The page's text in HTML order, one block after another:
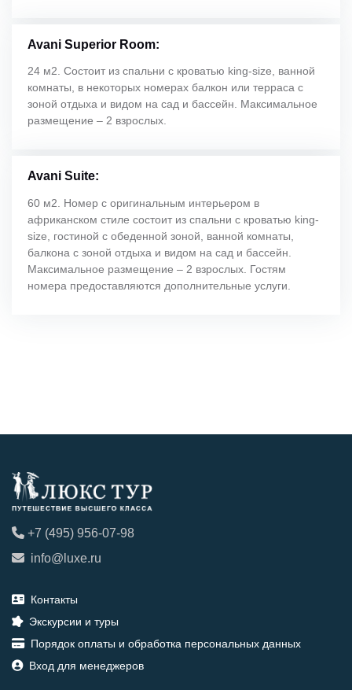
Avani Superior Room:
24 м2. Состоит из спальни с кроватью king-size, ванной
комнаты, в некоторых номерах балкон или терраса с
зоной отдыха и видом на сад и бассейн. Максимальное
размещение – 2 взрослых.
Avani Suite:
60 м2. Номер с оригинальным интерьером в
африканском стиле состоит из спальни с кроватью king-
size, гостиной с обеденной зоной, ванной комнаты,
балкона с зоной отдыха и видом на сад и бассейн.
Максимальное размещение – 2 взрослых. Гостям
номера предоставляются дополнительные услуги.
+7 (495) 956-07-98
info@luxe.ru
Контакты
Экскурсии и туры
Порядок оплаты и обработка персональных данных
Вход для менеджеров